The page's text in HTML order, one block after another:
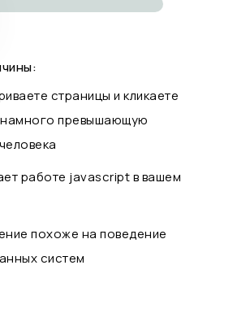
страницы и кликаете
превышающую
работе javascript в вашем
похоже на поведение
систем